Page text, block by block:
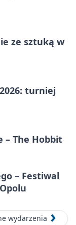
ze sztuką w
turniej
– The Hobbit
– Festiwal
wydarzenia